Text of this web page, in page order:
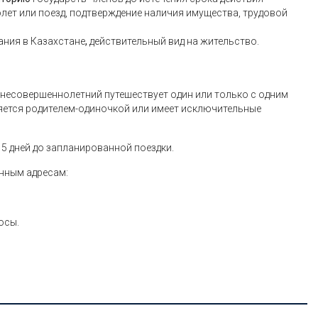
или поезд, подтверждение наличия имущества, трудовой
в Казахстане, действительный вид на жительство.
путешествует один или только с одним
родителем-одиночкой или имеет исключительные
до запланированной поездки.
адресам: